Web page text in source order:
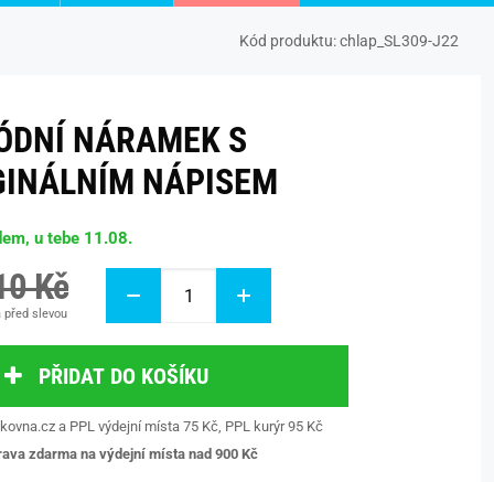
Kód produktu:chlap_SL309-J22
NÁRAMEK S
NÁPISEM
u tebe 11.08.
Kč
před slevou
PŘIDAT DO KOŠÍKU
a PPL výdejní místa 75 Kč, PPL kurýr 95 Kč
zdarma na výdejní místa nad 900 Kč